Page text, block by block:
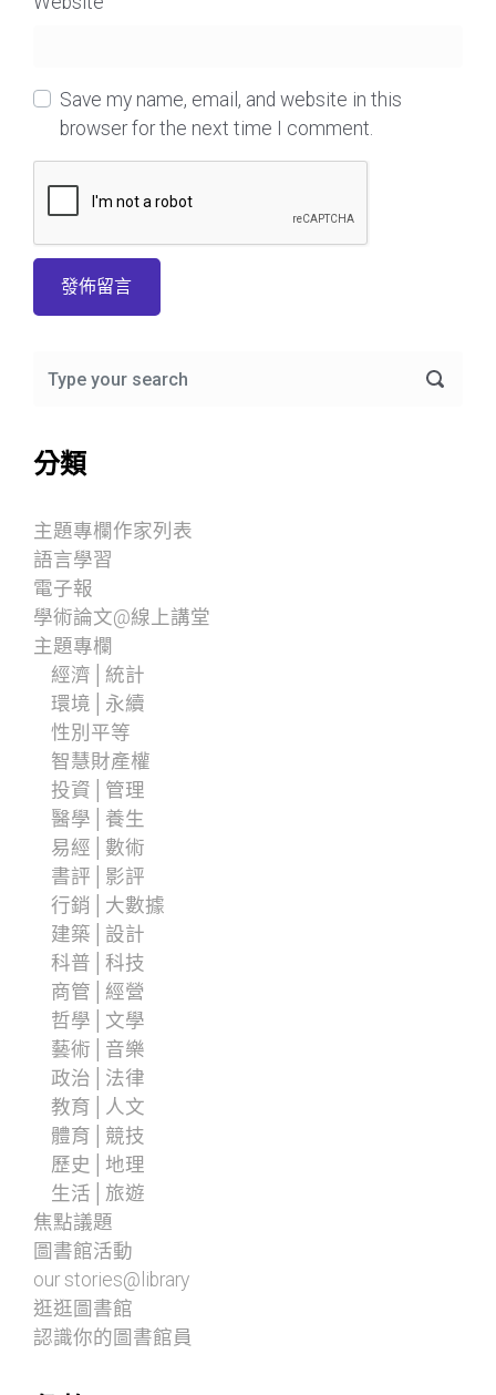
Save my name, email, and website in this
browser for the next time I comment.
分類
主題專欄作家列表
語言學習
電子報
學術論文@線上講堂
主題專欄
經濟│統計
環境│永續
性別平等
智慧財產權
投資│管理
醫學│養生
易經│數術
書評│影評
行銷│大數據
建築│設計
科普│科技
商管│經營
哲學│文學
藝術│音樂
政治│法律
教育│人文
體育│競技
歷史│地理
生活│旅遊
焦點議題
圖書館活動
our stories@library
逛逛圖書館
認識你的圖書館員